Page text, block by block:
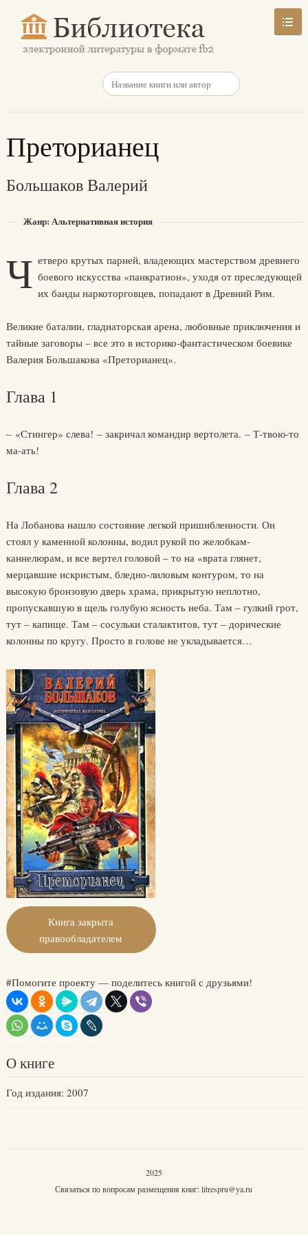
Преторианец
Большаков Валерий
Жанр: Альтернативная история
Ч етверо крутых парней, владеющих мастерством древнего
боевого искусства «панкратион», уходя от преследующей
их банды наркоторговцев, попадают в Древний Рим.
Великие баталии, гладиаторская арена, любовные приключения и
тайные заговоры – все это в историко-фантастическом боевике
Валерия Большакова «Преторианец».
Глава 1
– «Стингер» слева! – закричал командир вертолета. – Т-твою-то
ма-ать!
Глава 2
На Лобанова нашло состояние легкой пришибленности. Он
стоял у каменной колонны, водил рукой по желобкам-
каннелюрам, и все вертел головой – то на «врата глянет,
мерцавшие искристым, бледно-лиловым контуром, то на
высокую бронзовую дверь храма, прикрытую неплотно,
пропускавшую в щель голубую ясность неба. Там – гулкий грот,
тут – капище. Там – сосульки сталактитов, тут – дорические
колонны по кругу. Просто в голове не укладывается…
Книга закрыта
правообладателем
#Помогите проекту — поделитесь книгой с друзьями!
О книге
Год издания: 2007
2025
Связаться по вопросам размещения книг:litrespru@ya.ru